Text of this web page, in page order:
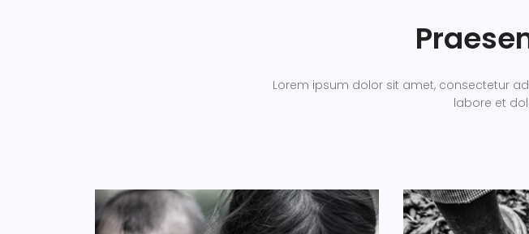
Lorem ipsum dolor sit amet, consectetur
labore et